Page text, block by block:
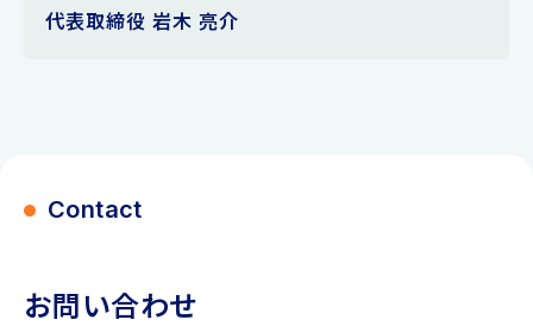
代表取締役 岩木 亮介
Contact
お問い合わせ